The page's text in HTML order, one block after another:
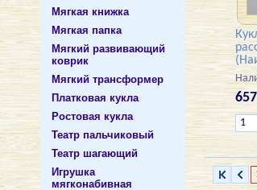
Мягкая книжка
Мягкая папка
Мягкий развивающий
коврик
Мягкий трансформер
Платковая кукла
Ростовая кукла
Театр пальчиковый
Театр шагающий
Игрушка
мягконабивная